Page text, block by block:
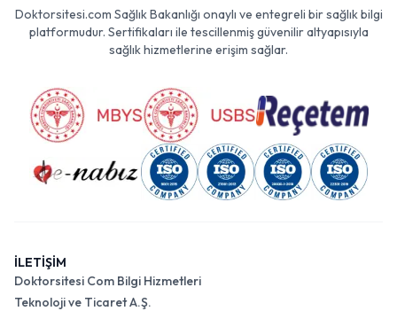
Doktorsitesi.com Sağlık Bakanlığı onaylı ve entegreli bir sağlık bilgi
platformudur. Sertifikaları ile tescillenmiş güvenilir altyapısıyla
sağlık hizmetlerine erişim sağlar.
İLETİŞİM
Doktorsitesi Com Bilgi Hizmetleri
Teknoloji ve Ticaret A.Ş.